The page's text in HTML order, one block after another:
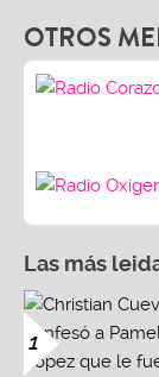
OTROS
Las más
1